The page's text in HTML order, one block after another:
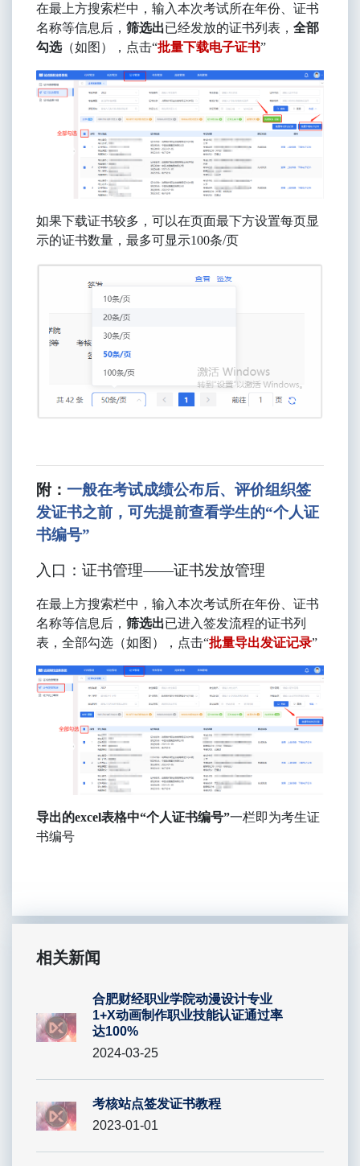
在最上方搜索栏中，输入本次考试所在年份、证书
名称等信息后， 筛选出已经发放的证书列表， 全部
勾选（如图），点击“批量下载电子证书”
如果下载证书较多，可以在页面最下方设置每页显
示的证书数量，最多可显示100条/页
附： 一般在考试成绩公布后、评价组织签
发证书之前，可先提前查看学生的“个人证
书编号”
入口： 证书管理——证书发放管理
在最上方搜索栏中，输入本次考试所在年份、证书
名称等信息后， 筛选出已进入签发流程的证书列
表，全部勾选（如图），点击“批量导出发证记录”
导出的excel表格中“个人证书编号”一栏即为考生证
书编号
相关新闻
合肥财经职业学院动漫设计专业
1+X动画制作职业技能认证通过率
达100%
2024-03-25
考核站点签发证书教程
2023-01-01